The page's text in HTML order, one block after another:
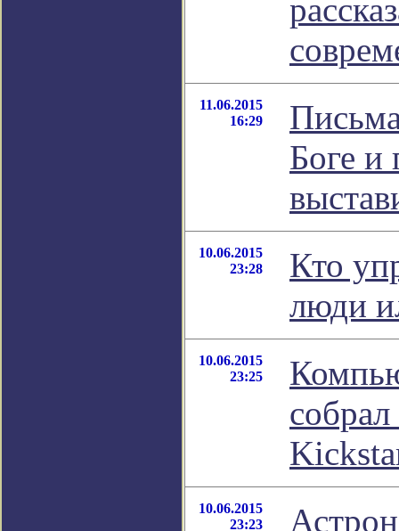
11.06.2015
16:29
Боге и
10.06.2015
23:28
Кто
люди
10.06.2015
23:25
10.06.2015
23:23